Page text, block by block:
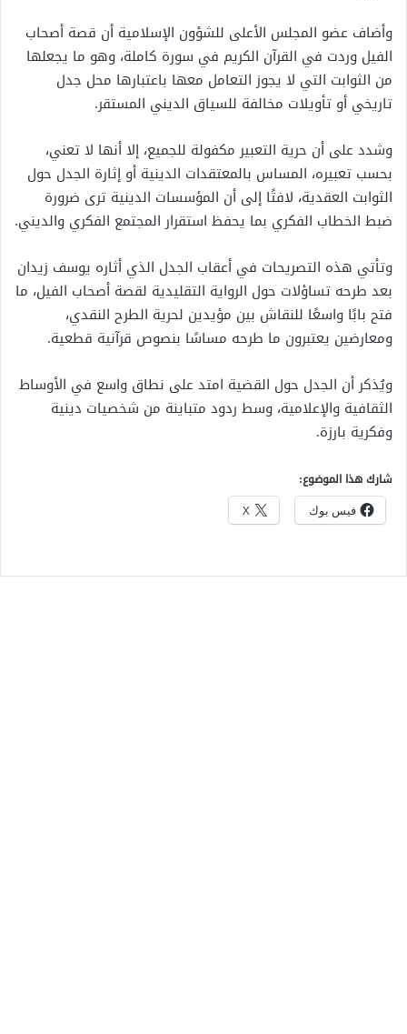
وأضاف عضو المجلس الأعلى للشؤون الإسلامية أن قصة أصحاب
الفيل وردت في القرآن الكريم في سورة كاملة، وهو ما يجعلها
من الثوابت التي لا يجوز التعامل معها باعتبارها محل جدل
تاريخي أو تأويلات مخالفة للسياق الديني المستقر.
وشدد على أن حرية التعبير مكفولة للجميع، إلا أنها لا تعني،
بحسب تعبيره، المساس بالمعتقدات الدينية أو إثارة الجدل حول
الثوابت العقدية، لافتًا إلى أن المؤسسات الدينية ترى ضرورة
ضبط الخطاب الفكري بما يحفظ استقرار المجتمع الفكري والديني.
وتأتي هذه التصريحات في أعقاب الجدل الذي أثاره يوسف زيدان
بعد طرحه تساؤلات حول الرواية التقليدية لقصة أصحاب الفيل، ما
فتح بابًا واسعًا للنقاش بين مؤيدين لحرية الطرح النقدي،
ومعارضين يعتبرون ما طرحه مساسًا بنصوص قرآنية قطعية.
ويُذكر أن الجدل حول القضية امتد على نطاق واسع في الأوساط
الثقافية والإعلامية، وسط ردود متباينة من شخصيات دينية
وفكرية بارزة.
شارك هذا الموضوع:
فيس بوك X